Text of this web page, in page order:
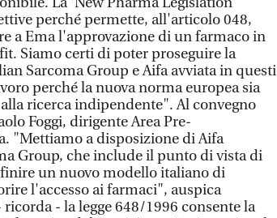
perché permette, all'articolo 048,
a Ema l'approvazione di un farmaco in
Siamo certi di poter proseguire la
Sarcoma Group e Aifa avviata in questi
perché la nuova norma europea sia
ricerca indipendente". Al convegno
Foggi, dirigente Area Pre-
"Mettiamo a disposizione di Aifa
Group, che include il punto di vista di
un nuovo modello italiano di
l'accesso ai farmaci", auspica
- la legge 648/1996 consente la